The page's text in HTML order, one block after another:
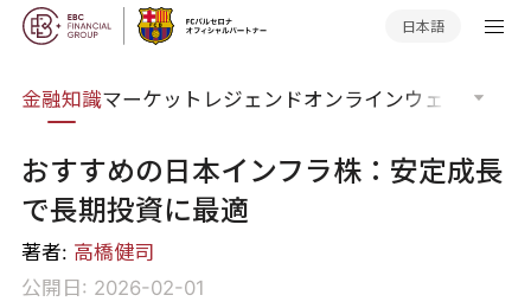
日本語
金融知識マーケットレジェンドオンラインウェビナー
おすすめの日本インフラ株：安定成長
で長期投資に最適
著者: 高橋健司
公開日: 2026-02-01